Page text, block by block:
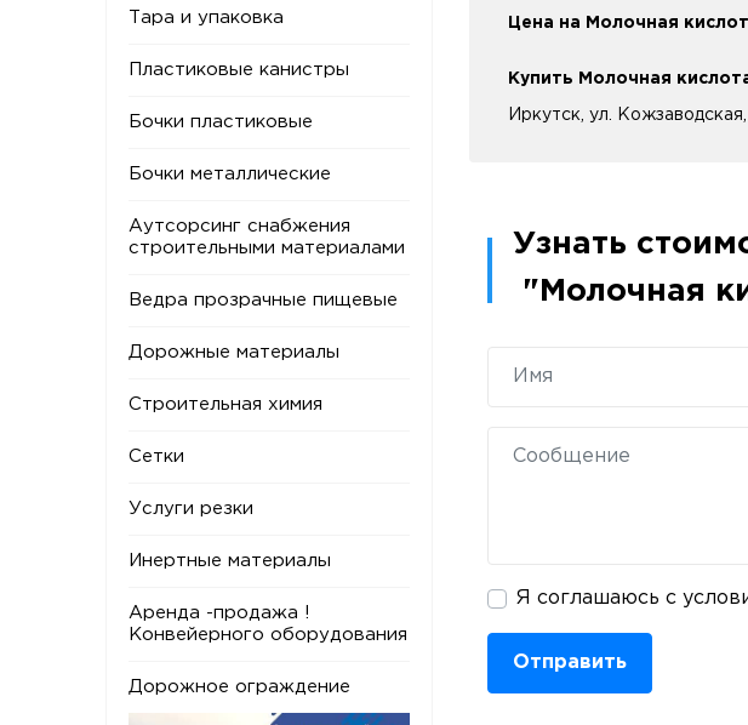
Тара и упаковка
Пластиковые канистры
Бочки пластиковые
Бочки металлические
Аутсорсинг снабжения
строительными материалами
Ведра прозрачные пищевые
Дорожные материалы
Строительная химия
Сетки
Услуги резки
Инертные материалы
Аренда -продажа !
Конвейерного оборудования
Дорожное ограждение
Цена на Молочная
Купить Молочная
Иркутск, ул.
Узнать
"Молочная
Я соглашаюсь с
Отправить